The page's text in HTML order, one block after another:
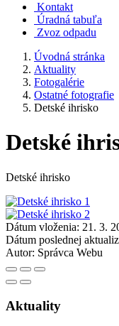
Kontakt
Úradná tabuľa
Zvoz odpadu
Úvodná stránka
Aktuality
Fotogalérie
Ostatné fotografie
Detské ihrisko
Detské
Detské ihrisko
Dátum vloženia: 21. 3.
Dátum poslednej
Autor: Správca Webu
Aktuality